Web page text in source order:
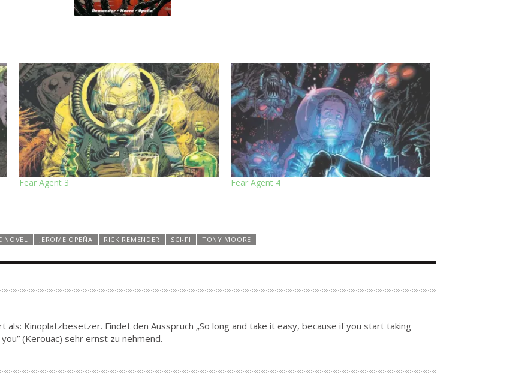
Fear Agent 3 Fear Agent 4
NOVEL JEROME OPEÑA RICK REMENDER SCI-FI TONY MOORE
als: Kinoplatzbesetzer. Findet den Ausspruch „So long and take it easy, because if you start taking
(Kerouac) sehr ernst zu nehmend.